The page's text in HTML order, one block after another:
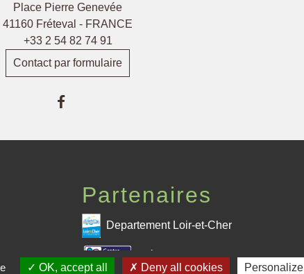
Place Pierre Genevée
41160 Fréteval - FRANCE
+33 2 54 82 74 91
Contact par formulaire
Partenaires
Departement Loir-et-Cher
Région Centre-Val de Loire
OK, accept all Deny all cookies Personalize